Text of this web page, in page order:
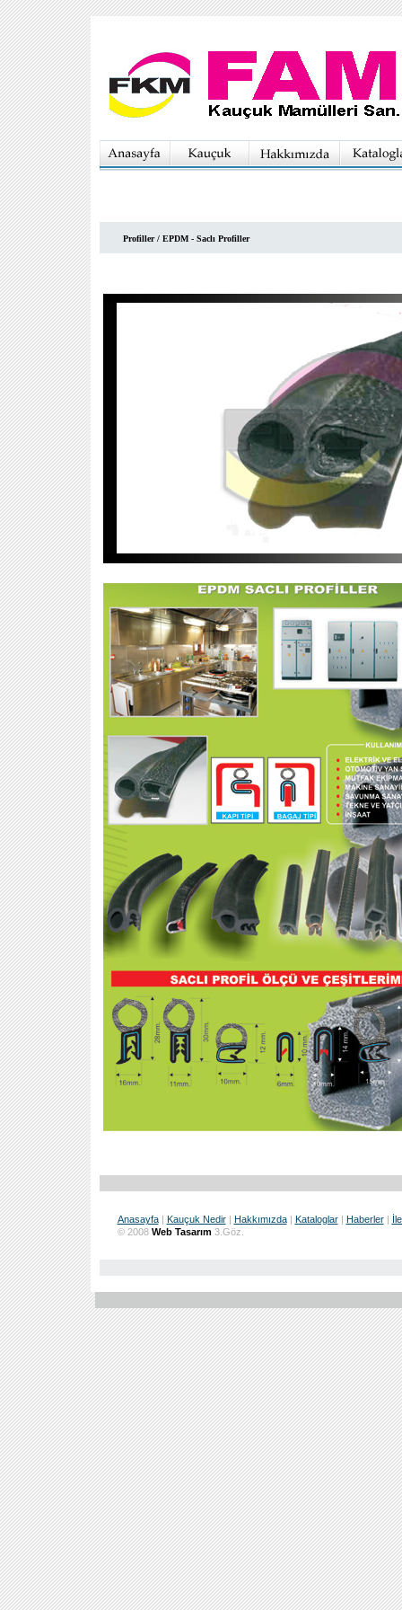
Profiller / EPDM - Saclı Profiller
Anasayfa| Kauçuk Nedir| Hakkımızda| Kataloglar| Haberler|
© 2008 Web Tasarım3.Göz.